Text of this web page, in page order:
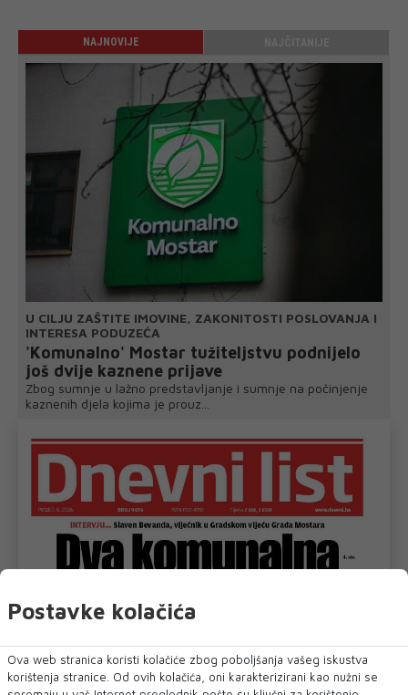
NAJNOVIJE
U CILJU ZAŠTITE IMOVINE, ZAKONITOSTI POSLOVANJA I
INTERESA PODUZEĆA
'Komunalno' Mostar tužiteljstvu podnijelo
još dvije kaznene prijave
Zbog sumnje u lažno predstavljanje i sumnje na počinjenje
kaznenih djela kojima je prouz...
Postavke kolačića
Ova web stranica koristi kolačiće zbog poboljšanja vašeg iskustva
korištenja stranice. Od ovih kolačića, oni karakterizirani kao nužni se